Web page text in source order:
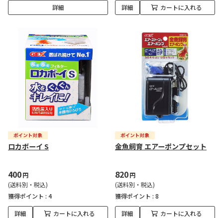
詳細 詳細 カートに入れる
ロカボーイ S
400円
(送料別・税込)
獲得ポイント : 4
詳細 カートに入れる
金魚飼育 エアーポンプセット
820円
(送料別・税込)
獲得ポイント : 8
詳細 カートに入れる